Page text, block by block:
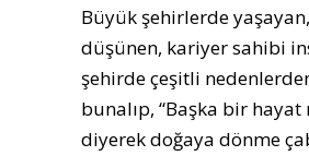
Büyük şehirlerde
düşünen, kariyer sahibi
şehirde çeşitli
bunalıp, “Başka bir hayat
diyerek doğaya dönme